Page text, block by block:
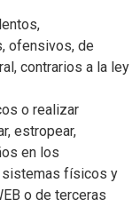
ofensivos, de
contrarios a la ley
o realizar
estropear,
en los
sistemas físicos y
o de terceras